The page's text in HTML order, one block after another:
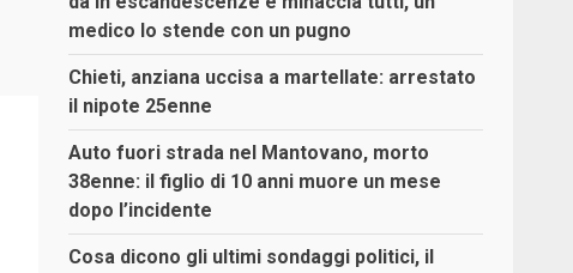
medico lo stende con un pugno
Chieti, anziana uccisa a martellate: arrestato
il nipote 25enne
Auto fuori strada nel Mantovano, morto
38enne: il figlio di 10 anni muore un mese
dopo l’incidente
Cosa dicono gli ultimi sondaggi politici, il